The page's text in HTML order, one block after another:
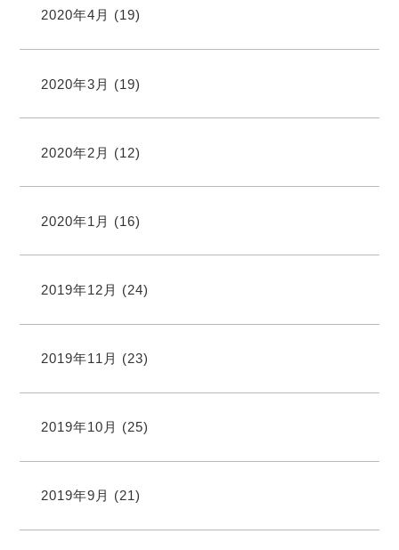
2020年4月 (19)
2020年3月 (19)
2020年2月 (12)
2020年1月 (16)
2019年12月 (24)
2019年11月 (23)
2019年10月 (25)
2019年9月 (21)